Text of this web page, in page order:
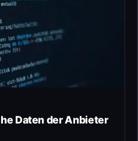
Daten der Anbieter